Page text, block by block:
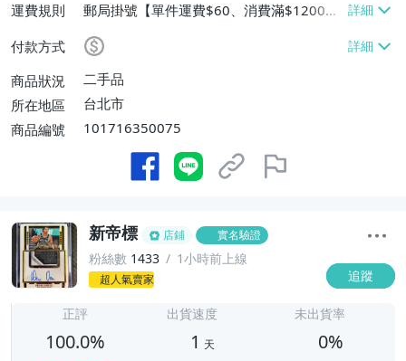
運費規則
郵局掛號【單件運費$60、消費滿$1200免
運費】、離島配送【單件運費$60】
付款方式
商品狀況
二手品
所在地區
台北市
商品編號
101716350075
新帝標 店鋪 實名驗證
粉絲數 1433 1小時前上線
超人氣賣家 追蹤
正評
100.0%
出貨速度
1 天
未出貨率
0%